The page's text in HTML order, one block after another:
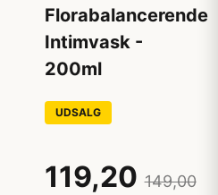
Florabalancerende
Intimvask -
200ml
UDSALG
119,20 149,00